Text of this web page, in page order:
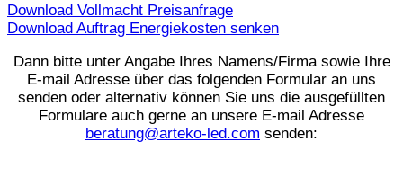
Download Vollmacht Preisanfrage
Download Auftrag Energiekosten senken
Dann bitte unter Angabe Ihres Namens/Firma sowie Ihre
E-mail Adresse über das folgenden Formular an uns
senden oder alternativ können Sie uns die ausgefüllten
Formulare auch gerne an unsere E-mail Adresse
beratung@arteko-led.com senden: